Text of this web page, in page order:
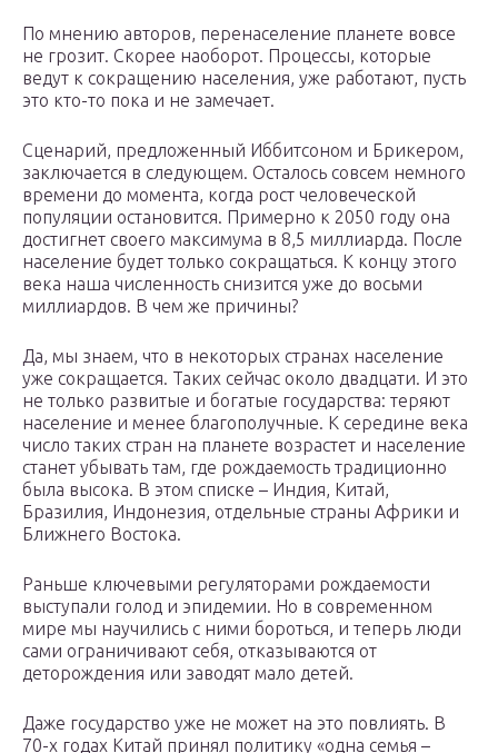
По мнению авторов, перенаселение планете вовсе
не грозит. Скорее наоборот. Процессы, которые
ведут к сокращению населения, уже работают, пусть
это кто-то пока и не замечает.
Сценарий, предложенный Иббитсоном и Брикером,
заключается в следующем. Осталось совсем немного
времени до момента, когда рост человеческой
популяции остановится. Примерно к 2050 году она
достигнет своего максимума в 8,5 миллиарда. После
население будет только сокращаться. К концу этого
века наша численность снизится уже до восьми
миллиардов. В чем же причины?
Да, мы знаем, что в некоторых странах население
уже сокращается. Таких сейчас около двадцати. И это
не только развитые и богатые государства: теряют
население и менее благополучные. К середине века
число таких стран на планете возрастет и население
станет убывать там, где рождаемость традиционно
была высока. В этом списке – Индия, Китай,
Бразилия, Индонезия, отдельные страны Африки и
Ближнего Востока.
Раньше ключевыми регуляторами рождаемости
выступали голод и эпидемии. Но в современном
мире мы научились с ними бороться, и теперь люди
сами ограничивают себя, отказываются от
деторождения или заводят мало детей.
Даже государство уже не может на это повлиять. В
70-х годах Китай принял политику «одна семья –